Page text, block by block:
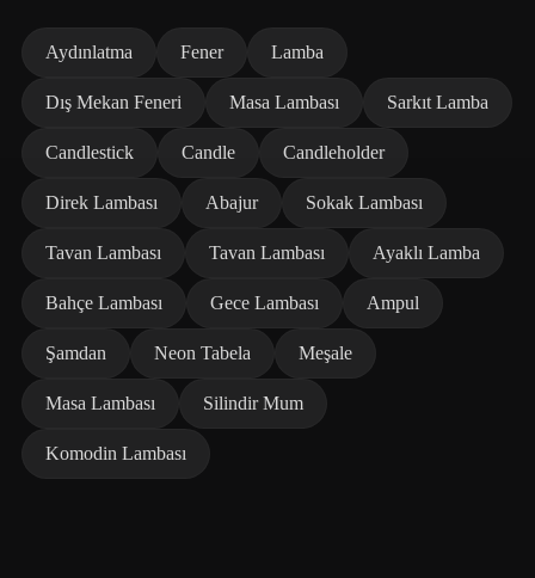
Aydınlatma Fener Lamba
Dış Mekan Feneri Masa Lambası Sarkıt Lamba
Candlestick Candle Candleholder
Direk Lambası Abajur Sokak Lambası
Tavan Lambası Tavan Lambası Ayaklı Lamba
Bahçe Lambası Gece Lambası Ampul
Şamdan Neon Tabela Meşale
Masa Lambası Silindir Mum
Komodin Lambası